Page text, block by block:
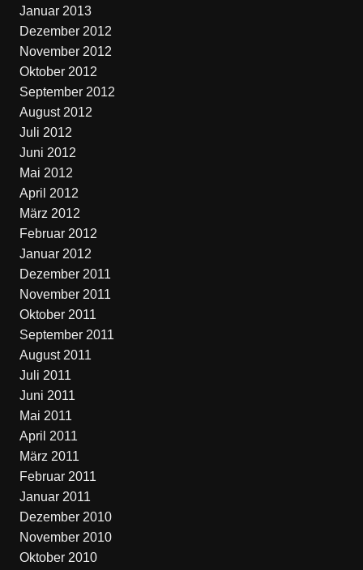
Januar 2013
Dezember 2012
November 2012
Oktober 2012
September 2012
August 2012
Juli 2012
Juni 2012
Mai 2012
April 2012
März 2012
Februar 2012
Januar 2012
Dezember 2011
November 2011
Oktober 2011
September 2011
August 2011
Juli 2011
Juni 2011
Mai 2011
April 2011
März 2011
Februar 2011
Januar 2011
Dezember 2010
November 2010
Oktober 2010